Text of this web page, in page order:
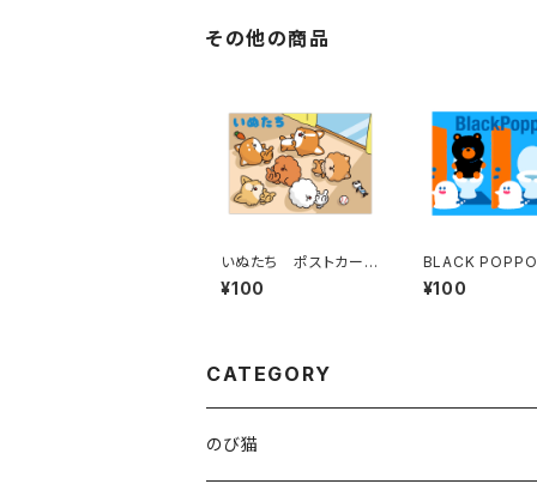
その他の商品
いぬたち ポストカード
（おひるね）
¥100
BLACK
ストカード（みず
¥100
CATEGORY
のび猫